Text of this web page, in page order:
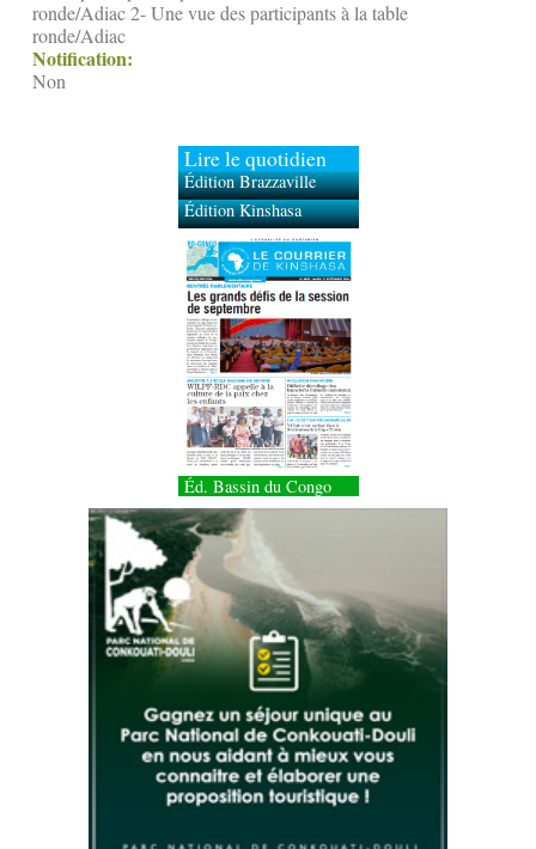
ronde/Adiac 2- Une vue des participants à la table
ronde/Adiac
Notification:
Non
Lire le quotidien
Édition Brazzaville
Édition Kinshasa
Éd. Bassin du Congo